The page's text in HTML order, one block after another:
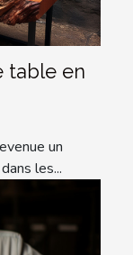
table en
un
les...